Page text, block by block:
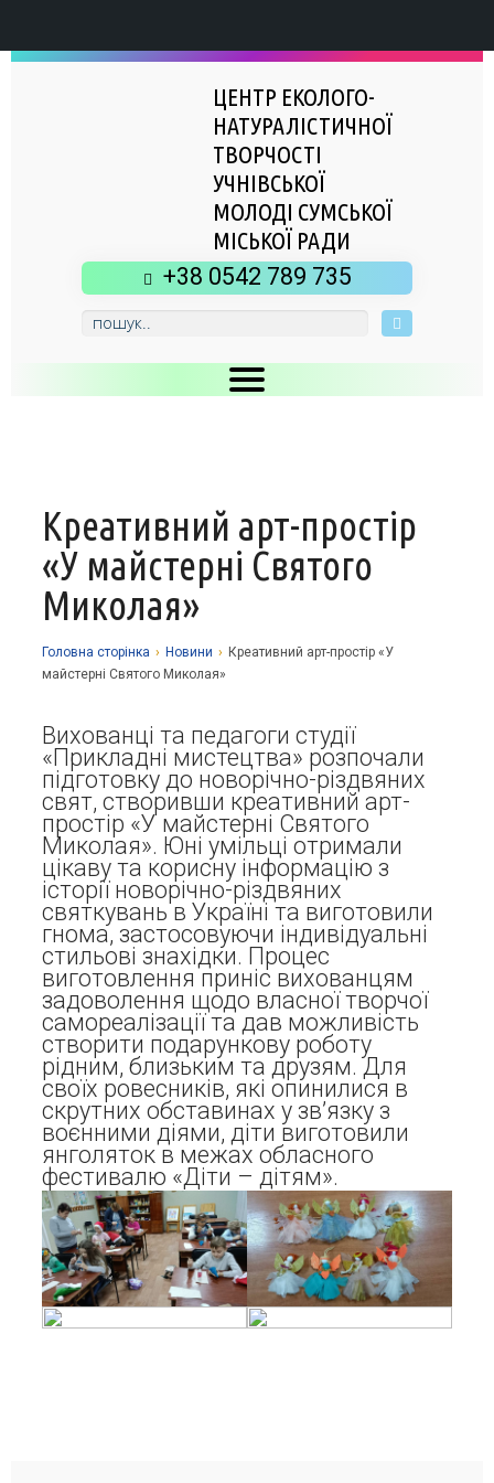
ЦЕНТР ЕКОЛОГО-
НАТУРАЛІСТИЧНОЇ
ТВОРЧОСТІ
УЧНІВСЬКОЇ
МОЛОДІ СУМСЬКОЇ
МІСЬКОЇ РАДИ
+38 0542 789 735
Про заклад
Історія
Структурні підрозділи
Музей
Фотоальбоми
Сторінка психолога
Річні звіти
Освітній процес
Запрошуємо у гуртки
Дистанційне навчання
Методична робота
Нормативно-правова база
Науково-методичні матеріали
Виховна робота
Організаційно-масова робота
Фінансова звітність
Стаття 30 Закону України «Про освіту»
Атестація
Енергозбереження
Звернення громадян
Контакти
Креативний арт-простір
«У майстерні Святого
Миколая»
Головна сторiнка › Новини › Креативний арт-простір «У
майстерні Святого Миколая»
Вихованці та педагоги студії
«Прикладні мистецтва» розпочали
підготовку до новорічно-різдвяних
свят, створивши креативний арт-
простір «У майстерні Святого
Миколая». Юні умільці отримали
цікаву та корисну інформацію з
історії новорічно-різдвяних
святкувань в Україні та виготовили
гнома, застосовуючи індивідуальні
стильові знахідки. Процес
виготовлення приніс вихованцям
задоволення щодо власної творчої
самореалізації та дав можливість
створити подарункову роботу
рідним, близьким та друзям. Для
своїх ровесників, які опинилися в
скрутних обставинах у зв’язку з
воєнними діями, діти виготовили
янголяток в межах обласного
фестивалю «Діти – дітям».